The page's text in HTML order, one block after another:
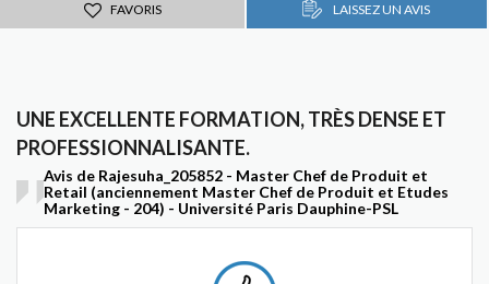
FAVORIS LAISSEZ UN AVIS
UNE EXCELLENTE FORMATION, TRÈS DENSE ET
PROFESSIONNALISANTE.
Avis de Rajesuha_205852 - Master Chef de Produit et
Retail (anciennement Master Chef de Produit et Etudes
Marketing - 204) - Université Paris Dauphine-PSL